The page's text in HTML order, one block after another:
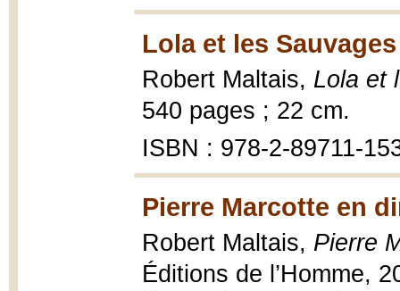
Lola et les
Robert Maltais, Lola et
540 pages ; 22 cm.
ISBN : 978-2-89711-
Pierre Marcotte en
Robert Maltais, Pierre
Éditions de l’Homme,